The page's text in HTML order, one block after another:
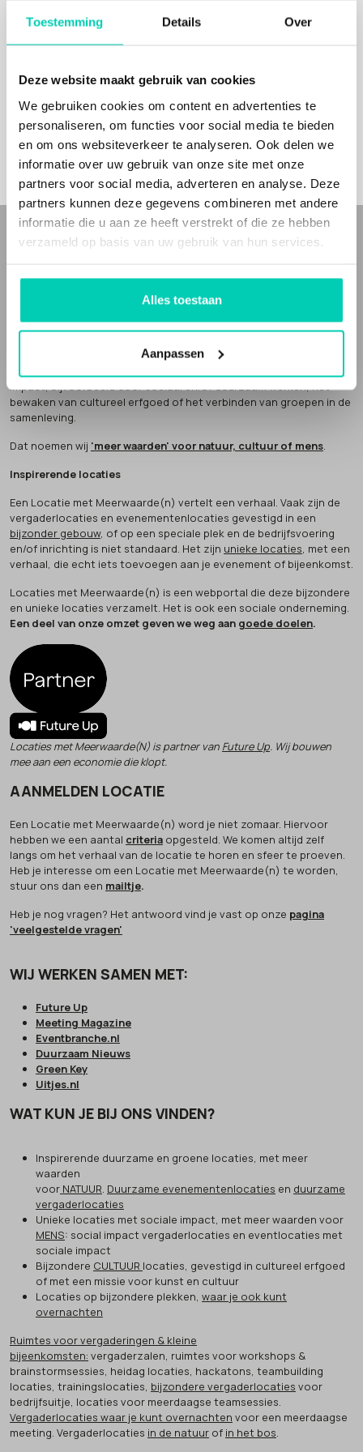
Toestemming Details Over
Deze website maakt gebruik van cookies
We gebruiken cookies om content en advertenties te
personaliseren, om functies voor social media te bieden
en om ons websiteverkeer te analyseren. Ook delen we
informatie over uw gebruik van onze site met onze
partners voor social media, adverteren en analyse. Deze
partners kunnen deze gegevens combineren met andere
informatie die u aan ze heeft verstrekt of die ze hebben
verzameld op basis van uw gebruik van hun services.
Alles toestaan
Aanpassen
S
TIE
N
WIE ZIJN WIJ
Bij Locaties met Meerwaarde(n) vind jebijzondere
zakelijke bijeenkomsten, met meer waarden voor cultuur, natuur
Deze locaties doen méér (people, planet, profit). Ze maken
impact, bijvoorbeeld door sociaal en/of duurzaam werken, het
bewaken van cultureel erfgoed of het verbinden van groepen in de
samenleving.
Dat noemen wij 'meer waarden' voor natuur, cultuur of mens.
Inspirerende locaties
Een Locatie met Meerwaarde(n) vertelt een verhaal. Vaak zijn de
vergaderlocaties en evenementenlocaties gevestigd in een
bijzonder gebouw, of op een speciale plek en de bedrijfsvoering
en/of inrichting is niet standaard. Het zijn unieke locaties, met een
verhaal, die echt iets toevoegen aan je evenement of bijeenkomst.
Locaties met Meerwaarde(n) is een webportal die deze bijzondere
en unieke locaties verzamelt. Het is ook een sociale onderneming.
Een deel van onze omzet geven we weg aan goede doelen.
Locaties met Meerwaarde(N) is partner van Future Up. Wij bouwen
mee aan een economie die klopt.
AANMELDEN LOCATIE
Een Locatie met Meerwaarde(n) word je niet zomaar. Hiervoor
hebben we een aantal criteria opgesteld. We komen altijd zelf
langs om het verhaal van de locatie te horen en sfeer te proeven.
Heb je interesse om een Locatie met Meerwaarde(n) te worden,
stuur ons dan een mailtje.
Heb je nog vragen? Het antwoord vind je vast op onze pagina
'veelgestelde vragen'
WIJ WERKEN SAMEN MET:
Future Up
Meeting Magazine
Eventbranche.nl
Duurzaam Nieuws
Green Key
Uitjes.nl
WAT KUN JE BIJ ONS VINDEN?
Inspirerende duurzame en groene locaties, met meer
waarden
voor NATUUR. Duurzame evenementenlocaties en duurzame
vergaderlocaties
Unieke locaties met sociale impact, met meer waarden voor
MENS: social impact vergaderlocaties en eventlocaties met
sociale impact
Bijzondere CULTUUR locaties, gevestigd in cultureel erfgoed
of met een missie voor kunst en cultuur
Locaties op bijzondere plekken, waar je ook kunt
overnachten
Ruimtes voor vergaderingen & kleine
bijeenkomsten: vergaderzalen, ruimtes voor workshops &
brainstormsessies, heidag locaties, hackatons, teambuilding
locaties, trainingslocaties, bijzondere vergaderlocaties voor
bedrijfsuitje, locaties voor meerdaagse teamsessies.
Vergaderlocaties waar je kunt overnachten voor een meerdaagse
meeting. Vergaderlocaties in de natuur of in het bos.